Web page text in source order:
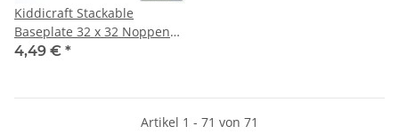
Kiddicraft Stackable
Baseplate 32 x 32 Noppen
(25,5 x 25,5cm) Schwarz
4,49 € *
Artikel 1 - 71 von 71